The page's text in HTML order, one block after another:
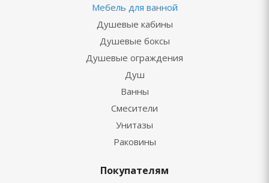
Мебель для ванной
Душевые кабины
Душевые боксы
Душевые ограждения
Душ
Ванны
Смесители
Унитазы
Раковины
Покупателям